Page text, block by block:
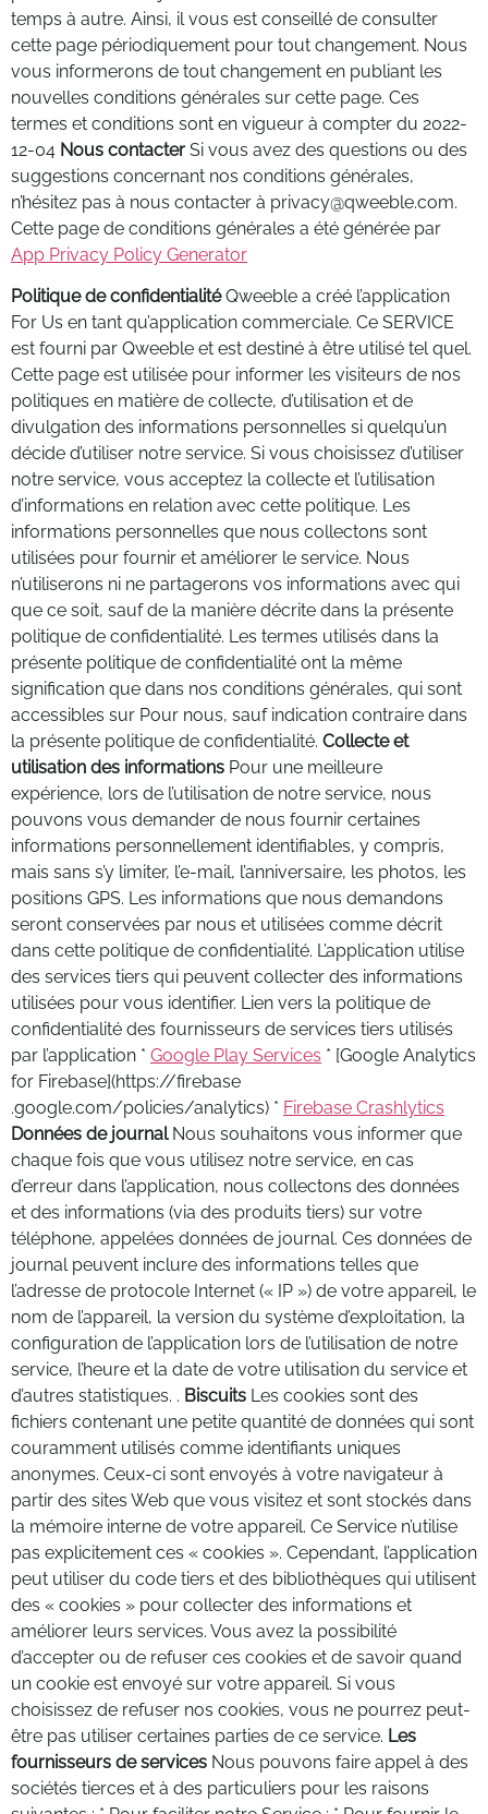
temps à autre. Ainsi, il vous est conseillé de consulter
cette page périodiquement pour tout changement. Nous
vous informerons de tout changement en publiant les
nouvelles conditions générales sur cette page. Ces
termes et conditions sont en vigueur à compter du 2022-
12-04 Nous contacter Si vous avez des questions ou des
suggestions concernant nos conditions générales,
n’hésitez pas à nous contacter à privacy@qweeble.com.
Cette page de conditions générales a été générée par
App Privacy Policy Generator
Politique de confidentialitéQweeble a créé l’application
For Us en tant qu’application commerciale. Ce SERVICE
est fourni par Qweeble et est destiné à être utilisé tel quel.
Cette page est utilisée pour informer les visiteurs de nos
politiques en matière de collecte, d’utilisation et de
divulgation des informations personnelles si quelqu’un
décide d’utiliser notre service. Si vous choisissez d’utiliser
notre service, vous acceptez la collecte et l’utilisation
d’informations en relation avec cette politique. Les
informations personnelles que nous collectons sont
utilisées pour fournir et améliorer le service. Nous
n’utiliserons ni ne partagerons vos informations avec qui
que ce soit, sauf de la manière décrite dans la présente
politique de confidentialité. Les termes utilisés dans la
présente politique de confidentialité ont la même
signification que dans nos conditions générales, qui sont
accessibles sur Pour nous, sauf indication contraire dans
la présente politique de confidentialité. Collecte et
utilisation des informations Pour une meilleure
expérience, lors de l’utilisation de notre service, nous
pouvons vous demander de nous fournir certaines
informations personnellement identifiables, y compris,
mais sans s’y limiter, l’e-mail, l’anniversaire, les photos, les
positions GPS. Les informations que nous demandons
seront conservées par nous et utilisées comme décrit
dans cette politique de confidentialité. L’application utilise
des services tiers qui peuvent collecter des informations
utilisées pour vous identifier. Lien vers la politique de
confidentialité des fournisseurs de services tiers utilisés
par l’application * Google Play Services * [Google Analytics
for Firebase](https://firebase
.google.com/policies/analytics) * Firebase Crashlytics
Données de journalNous souhaitons vous informer que
chaque fois que vous utilisez notre service, en cas
d’erreur dans l’application, nous collectons des données
et des informations (via des produits tiers) sur votre
téléphone, appelées données de journal. Ces données de
journal peuvent inclure des informations telles que
l’adresse de protocole Internet (« IP ») de votre appareil, le
nom de l’appareil, la version du système d’exploitation, la
configuration de l’application lors de l’utilisation de notre
service, l’heure et la date de votre utilisation du service et
d’autres statistiques. . Biscuits Les cookies sont des
fichiers contenant une petite quantité de données qui sont
couramment utilisés comme identifiants uniques
anonymes. Ceux-ci sont envoyés à votre navigateur à
partir des sites Web que vous visitez et sont stockés dans
la mémoire interne de votre appareil. Ce Service n’utilise
pas explicitement ces « cookies ». Cependant, l’application
peut utiliser du code tiers et des bibliothèques qui utilisent
des « cookies » pour collecter des informations et
améliorer leurs services. Vous avez la possibilité
d’accepter ou de refuser ces cookies et de savoir quand
un cookie est envoyé sur votre appareil. Si vous
choisissez de refuser nos cookies, vous ne pourrez peut-
être pas utiliser certaines parties de ce service. Les
fournisseurs de services Nous pouvons faire appel à des
sociétés tierces et à des particuliers pour les raisons